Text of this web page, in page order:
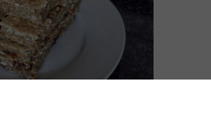
na aveia.